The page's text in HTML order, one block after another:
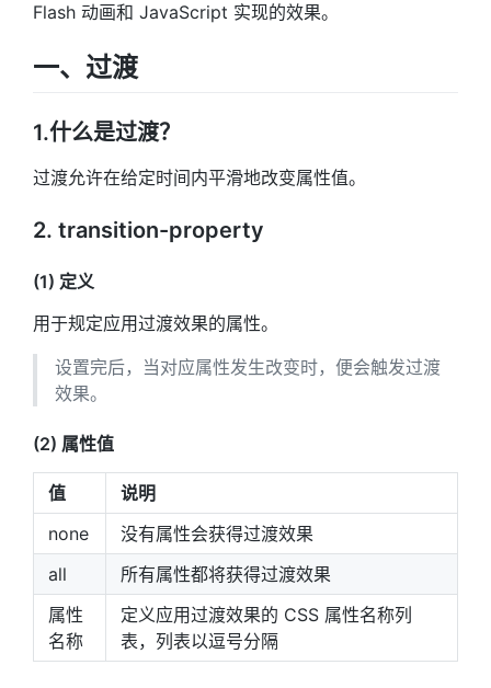
Flash 动画和 JavaScript 实现的效果。
一、过渡
1.什么是过渡？
过渡允许在给定时间内平滑地改变属性值。
2. transition-property
(1) 定义
用于规定应用过渡效果的属性。
设置完后，当对应属性发生改变时，便会触发过渡
效果。
(2) 属性值
值
说明
none
没有属性会获得过渡效果
all
所有属性都将获得过渡效果
属性
名称
定义应用过渡效果的 CSS 属性名称列
表，列表以逗号分隔